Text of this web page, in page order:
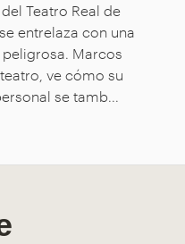
Teatro Real de
entrelaza con una
Marcos
ve cómo su
se tamb...